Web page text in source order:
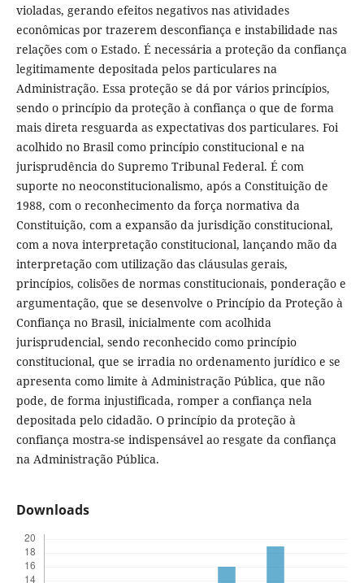
violadas, gerando efeitos negativos nas atividades
econômicas por trazerem desconfiança e instabilidade nas
relações com o Estado. É necessária a proteção da confiança
legitimamente depositada pelos particulares na
Administração. Essa proteção se dá por vários princípios,
sendo o princípio da proteção à confiança o que de forma
mais direta resguarda as expectativas dos particulares. Foi
acolhido no Brasil como princípio constitucional e na
jurisprudência do Supremo Tribunal Federal. É com
suporte no neoconstitucionalismo, após a Constituição de
1988, com o reconhecimento da força normativa da
Constituição, com a expansão da jurisdição constitucional,
com a nova interpretação constitucional, lançando mão da
interpretação com utilização das cláusulas gerais,
princípios, colisões de normas constitucionais, ponderação e
argumentação, que se desenvolve o Princípio da Proteção à
Confiança no Brasil, inicialmente com acolhida
jurisprudencial, sendo reconhecido como princípio
constitucional, que se irradia no ordenamento jurídico e se
apresenta como limite à Administração Pública, que não
pode, de forma injustificada, romper a confiança nela
depositada pelo cidadão. O princípio da proteção à
confiança mostra-se indispensável ao resgate da confiança
na Administração Pública.
Downloads